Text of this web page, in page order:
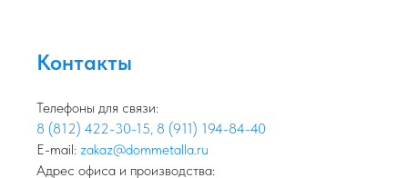
Контакты
Телефоны для связи:
8 (812) 422-30-15, 8 (911) 194-84-40
E-mail: zakaz@dommetalla.ru
Адрес офиса и производства: